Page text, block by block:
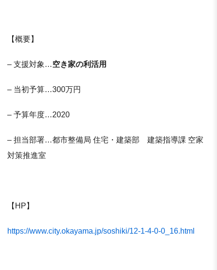
【概要】
– 支援対象…空き家の利活用
– 当初予算…300万円
– 予算年度…2020
– 担当部署…都市整備局 住宅・建築部 建築指導課 空家
対策推進室
【HP】
https://www.city.okayama.jp/soshiki/12-1-4-0-0_16.html